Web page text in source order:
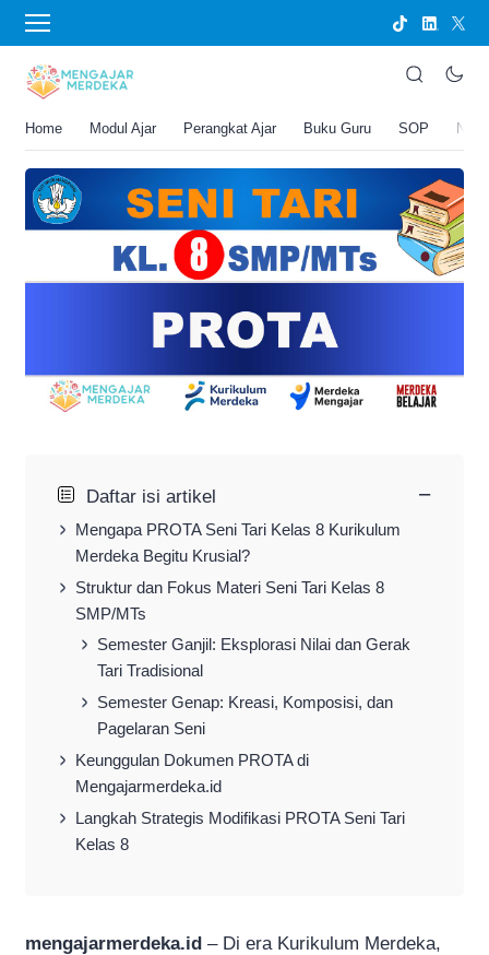
Home Modul Ajar Perangkat Ajar Buku Guru SOP
BERANDA
PROTA Seni Tari Kelas 8 SMP/MTs
25 Mei 2026 8:02 pm
5 menit membaca
Daftar isi artikel −
Mengapa PROTA Seni Tari Kelas 8 Kurikulum
Merdeka Begitu Krusial?
Struktur dan Fokus Materi Seni Tari Kelas 8
SMP/MTs
Semester Ganjil: Eksplorasi Nilai dan Gerak
Tari Tradisional
Semester Genap: Kreasi, Komposisi, dan
Pagelaran Seni
Keunggulan Dokumen PROTA di
Mengajarmerdeka.id
Langkah Strategis Modifikasi PROTA Seni Tari
Kelas 8
mengajarmerdeka.id – Di era Kurikulum Merdeka,